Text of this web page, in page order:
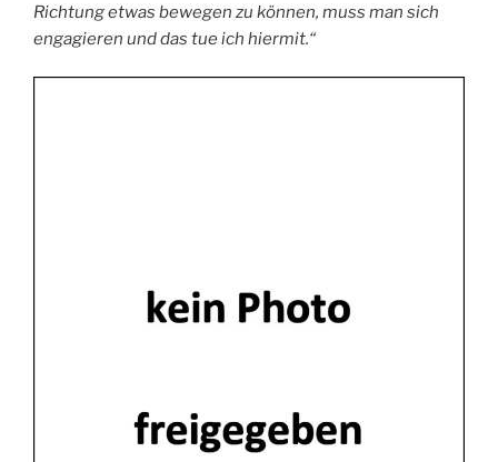
Richtung etwas bewegen zu können, muss man sich
engagieren und das tue ich hiermit.“